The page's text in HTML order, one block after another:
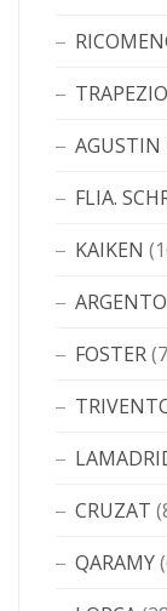
TRAPEZIO
AGUSTIN
FLIA.
KAIKEN
ARGENTO
FOSTER
CRUZAT
QARAMY